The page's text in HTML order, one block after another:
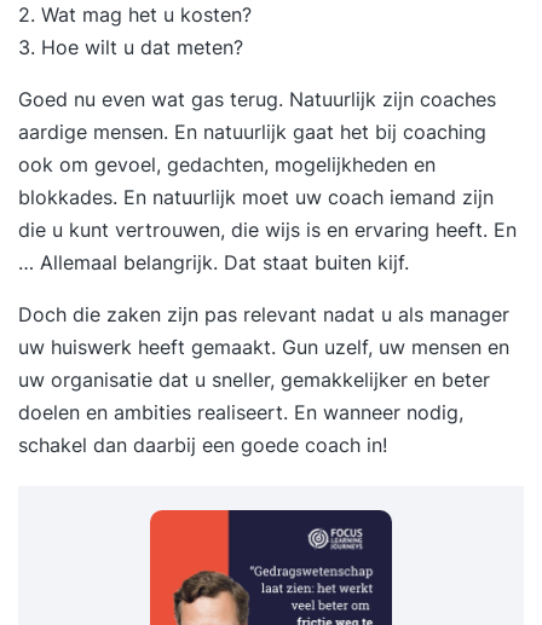
2. Wat mag het u kosten?
3. Hoe wilt u dat meten?
Goed nu even wat gas terug. Natuurlijk zijn coaches
aardige mensen. En natuurlijk gaat het bij coaching
ook om gevoel, gedachten, mogelijkheden en
blokkades. En natuurlijk moet uw coach iemand zijn
die u kunt vertrouwen, die wijs is en ervaring heeft. En
… Allemaal belangrijk. Dat staat buiten kijf.
Doch die zaken zijn pas relevant nadat u als manager
uw huiswerk heeft gemaakt. Gun uzelf, uw mensen en
uw organisatie dat u sneller, gemakkelijker en beter
doelen en ambities realiseert. En wanneer nodig,
schakel dan daarbij een goede coach in!